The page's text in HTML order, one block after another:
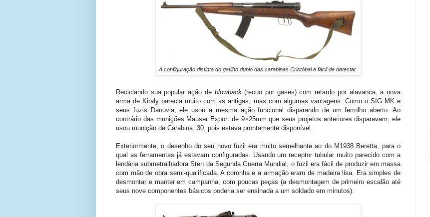
A configuração distinta do gatilho duplo das carabinas Cristóbal é fácil de detectar.
Reciclando sua popular ação de blowback(recuo por gases) com retardo por alavanca, a nova
arma de Kiraly parecia muito com as antigas, mas com algumas vantagens. Como o SIG MK e
seus fuzis Danuvia, ele usou a mesma ação funcional disparando de um ferrolho aberto. Ao
contrário das munições Mauser Export de 9×25mm que seus projetos anteriores disparavam, ele
usou munição de Carabina .30, pois estava prontamente disponível.
Exteriormente, o desenho do seu novo fuzil era muito semelhante ao do M1938 Beretta, para o
qual as ferramentas já estavam configuradas. Usando um receptor tubular muito parecido com a
lendária submetralhadora Sten da Segunda Guerra Mundial, o fuzil era fácil de produzir em massa
com mão de obra semi-qualificada. A coronha e a armação eram de madeira lisa. Era simples de
desmontar e manter em campanha, com poucas peças (a desmontagem de primeiro escalão até
seus nove componentes básicos poderia ser ensinada a um soldado em minutos).